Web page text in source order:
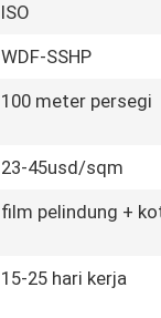
ISO
WDF-SSHP
100 meter persegi
23-45usd/sqm
film pelindung +
15-25 hari kerja